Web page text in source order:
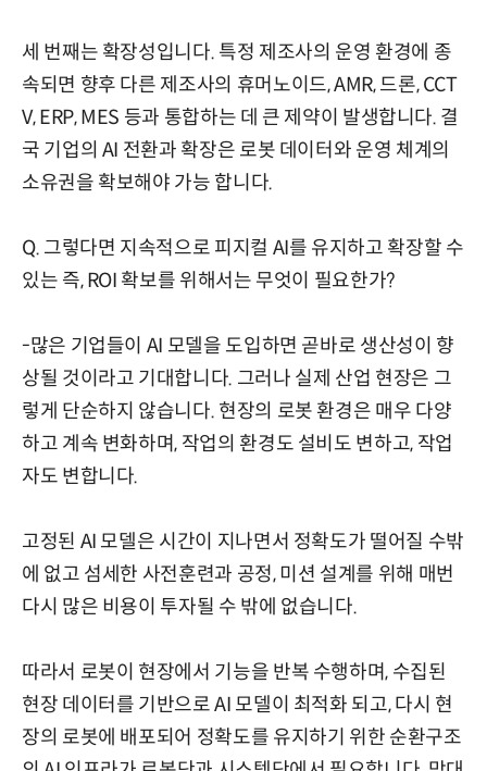
세 번째는 확장성입니다. 특정 제조사의 운영 환경에 종
속되면 향후 다른 제조사의 휴머노이드, AMR, 드론, CCT
V, ERP, MES 등과 통합하는 데 큰 제약이 발생합니다. 결
국 기업의 AI 전환과 확장은 로봇 데이터와 운영 체계의
소유권을 확보해야 가능 합니다.
Q. 그렇다면 지속적으로 피지컬 AI를 유지하고 확장할 수
있는 즉, ROI 확보를 위해서는 무엇이 필요한가?
-많은 기업들이 AI 모델을 도입하면 곧바로 생산성이 향
상될 것이라고 기대합니다. 그러나 실제 산업 현장은 그
렇게 단순하지 않습니다. 현장의 로봇 환경은 매우 다양
하고 계속 변화하며, 작업의 환경도 설비도 변하고, 작업
자도 변합니다.
고정된 AI 모델은 시간이 지나면서 정확도가 떨어질 수밖
에 없고 섬세한 사전훈련과 공정, 미션 설계를 위해 매번
다시 많은 비용이 투자될 수 밖에 없습니다.
따라서 로봇이 현장에서 기능을 반복 수행하며, 수집된
현장 데이터를 기반으로 AI 모델이 최적화 되고, 다시 현
장의 로봇에 배포되어 정확도를 유지하기 위한 순환구조